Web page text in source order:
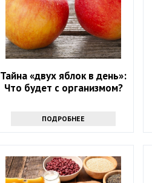
Тайна «двух яблок в день»:
Что будет с организмом?
ПОДРОБНЕЕ